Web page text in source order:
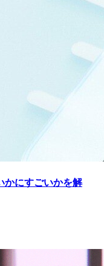
かにすごいかを解